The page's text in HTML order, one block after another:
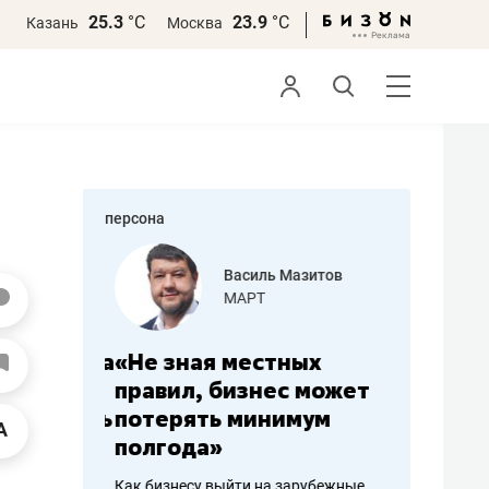
Казань 25.3 °С Москва 23.9 °С
персона
работа
Василь Мазитов
МАРТ
«Не зная местных
правил, бизнес может
потерять минимум
полгода»